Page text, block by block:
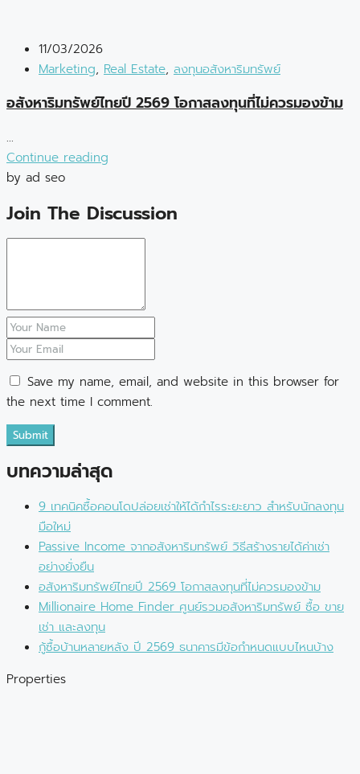
11/03/2026
Marketing, Real Estate, ลงทุนอสังหาริมทรัพย์
อสังหาริมทรัพย์ไทยปี 2569 โอกาสลงทุนที่ไม่ควรมองข้าม
...
Continue reading
by ad seo
Join The Discussion
Save my name, email, and website in this browser for
the next time I comment.
Submit
บทความล่าสุด
9 เทคนิคซื้อคอนโดปล่อยเช่าให้ได้กำไรระยะยาว สำหรับนักลงทุน
มือใหม่
Passive Income จากอสังหาริมทรัพย์ วิธีสร้างรายได้ค่าเช่า
อย่างยั่งยืน
อสังหาริมทรัพย์ไทยปี 2569 โอกาสลงทุนที่ไม่ควรมองข้าม
Millionaire Home Finder ศูนย์รวมอสังหาริมทรัพย์ ซื้อ ขาย
เช่า และลงทุน
กู้ซื้อบ้านหลายหลัง ปี 2569 ธนาคารมีข้อกำหนดแบบไหนบ้าง
Properties